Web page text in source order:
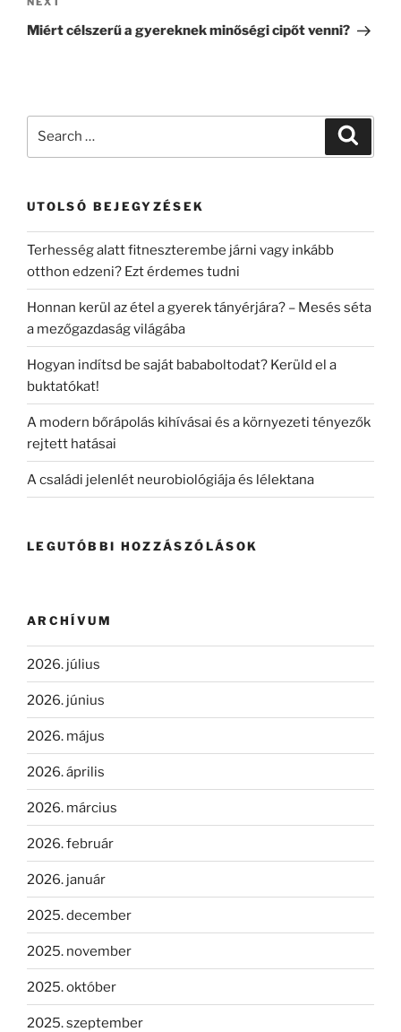
Next
Post
Miért célszerű a gyereknek minőségi cipőt venni?
UTOLSÓ BEJEGYZÉSEK
Terhesség alatt fitneszterembe járni vagy inkább
otthon edzeni? Ezt érdemes tudni
Honnan kerül az étel a gyerek tányérjára? – Mesés séta
a mezőgazdaság világába
Hogyan indítsd be saját bababoltodat? Kerüld el a
buktatókat!
A modern bőrápolás kihívásai és a környezeti tényezők
rejtett hatásai
A családi jelenlét neurobiológiája és lélektana
LEGUTÓBBI HOZZÁSZÓLÁSOK
ARCHÍVUM
2026. július
2026. június
2026. május
2026. április
2026. március
2026. február
2026. január
2025. december
2025. november
2025. október
2025. szeptember